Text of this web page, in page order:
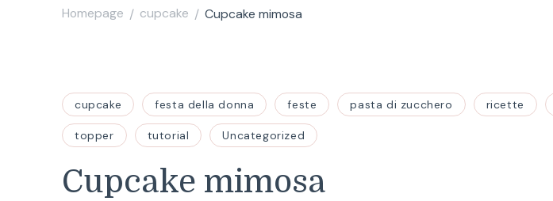
Homepage / cupcake / Cupcake mimosa
cupcake festa della donna feste pasta di zucchero ricette
topper tutorial Uncategorized
Cupcake mimosa